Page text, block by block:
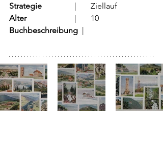
Strategie
Alter
			  |	10
Buchbeschreibung